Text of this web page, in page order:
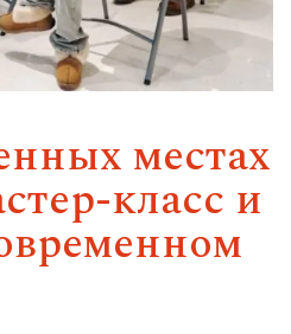
местах
класс и